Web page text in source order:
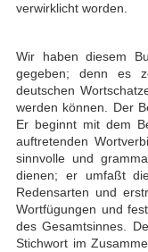
verwirklicht worden.
Wir haben diesem
gegeben; denn es
deutschen
werden können. Der
Er beginnt mit dem
auftretenden
sinnvolle und
dienen; er umfaßt
Redensarten und
Wortfügungen und
des Gesamtsinnes.
Stichwort im